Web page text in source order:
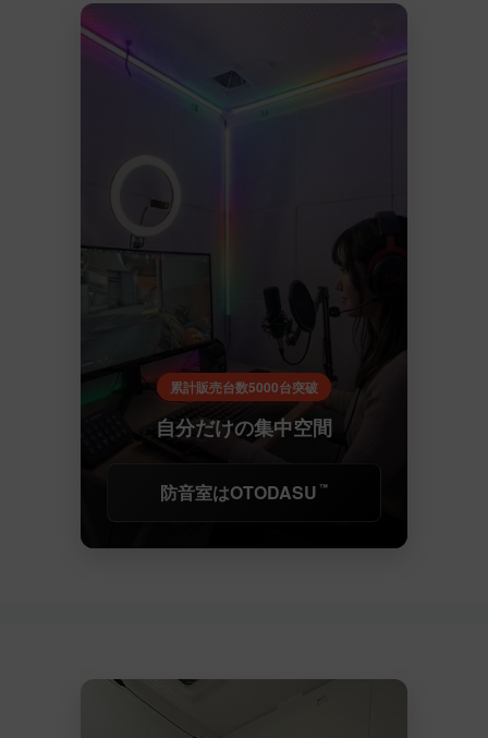
累計販売台数5000台突破
自分だけの集中空間
防音室はOTODASU ™